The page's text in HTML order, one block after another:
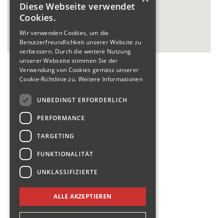
Diese Webseite verwendet
Cookies.
Wir verwenden Cookies, um die
Benutzerfreundlichkeit unserer Website zu
verbessern. Durch die weitere Nutzung
unserer Webseite stimmen Sie der
Verwendung von Cookies gemäss unserer
Cookie-Richtlinie zu. Weitere Informationen
UNBEDINGT ERFORDERLICH
PERFORMANCE
TARGETING
FUNKTIONALITÄT
UNKLASSIFIZIERTE
ALLE AKZEPTIEREN